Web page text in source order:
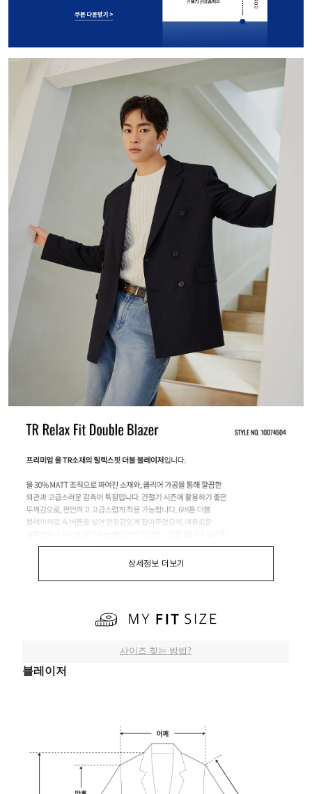
상세정보 더보기